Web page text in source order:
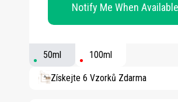
Notify Me When Available
50ml 100ml
Získejte 6 Vzorků Zdarma